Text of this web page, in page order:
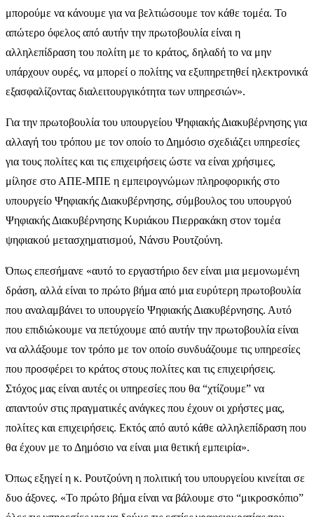
μπορούμε να κάνουμε για να βελτιώσουμε τον κάθε τομέα. Το
απώτερο όφελος από αυτήν την πρωτοβουλία είναι η
αλληλεπίδραση του πολίτη με το κράτος, δηλαδή το να μην
υπάρχουν ουρές, να μπορεί ο πολίτης να εξυπηρετηθεί ηλεκτρονικά
εξασφαλίζοντας διαλειτουργικότητα των υπηρεσιών».
Για την πρωτοβουλία του υπουργείου Ψηφιακής Διακυβέρνησης για
αλλαγή του τρόπου με τον οποίο το Δημόσιο σχεδιάζει υπηρεσίες
για τους πολίτες και τις επιχειρήσεις ώστε να είναι χρήσιμες,
μίλησε στο ΑΠΕ-ΜΠΕ η εμπειρογνώμων πληροφορικής στο
υπουργείο Ψηφιακής Διακυβέρνησης, σύμβουλος του υπουργού
Ψηφιακής Διακυβέρνησης Κυριάκου Πιερρακάκη στον τομέα
ψηφιακού μετασχηματισμού, Νάνσυ Ρουτζούνη.
Όπως επεσήμανε «αυτό το εργαστήριο δεν είναι μια μεμονωμένη
δράση, αλλά είναι το πρώτο βήμα από μια ευρύτερη πρωτοβουλία
που αναλαμβάνει το υπουργείο Ψηφιακής Διακυβέρνησης. Αυτό
που επιδιώκουμε να πετύχουμε από αυτήν την πρωτοβουλία είναι
να αλλάξουμε τον τρόπο με τον οποίο συνδυάζουμε τις υπηρεσίες
που προσφέρει το κράτος στους πολίτες και τις επιχειρήσεις.
Στόχος μας είναι αυτές οι υπηρεσίες που θα “χτίζουμε” να
απαντούν στις πραγματικές ανάγκες που έχουν οι χρήστες μας,
πολίτες και επιχειρήσεις. Εκτός από αυτό κάθε αλληλεπίδραση που
θα έχουν με το Δημόσιο να είναι μια θετική εμπειρία».
Όπως εξηγεί η κ. Ρουτζούνη η πολιτική του υπουργείου κινείται σε
δυο άξονες. «Το πρώτο βήμα είναι να βάλουμε στο “μικροσκόπιο”